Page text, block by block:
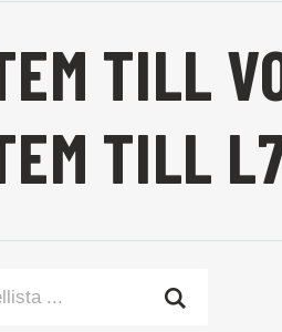
TILL
TILL